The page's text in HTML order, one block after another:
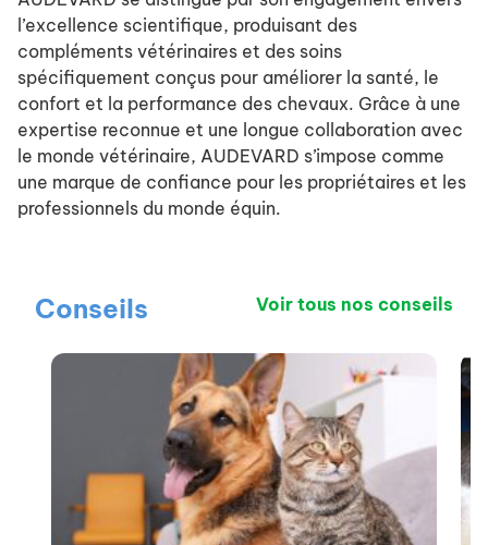
l’excellence scientifique, produisant des
compléments vétérinaires et des soins
spécifiquement conçus pour améliorer la santé, le
confort et la performance des chevaux. Grâce à une
expertise reconnue et une longue collaboration avec
le monde vétérinaire, AUDEVARD s’impose comme
une marque de confiance pour les propriétaires et les
professionnels du monde équin.
Conseils Voir tous nos conseils